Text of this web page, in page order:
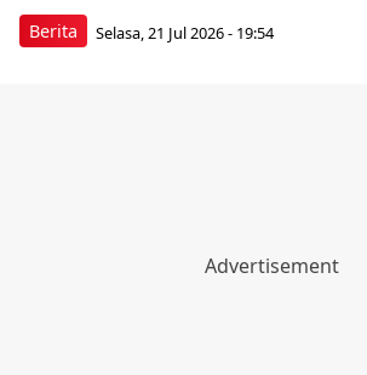
Berita Selasa, 21 Jul 2026 - 19:54